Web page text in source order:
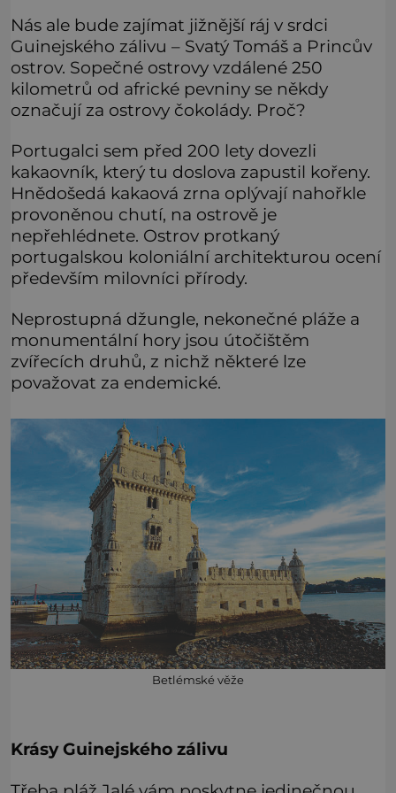
Nás ale bude zajímat jižnější ráj v srdci
Guinejského zálivu – Svatý Tomáš a Princův
ostrov. Sopečné ostrovy vzdálené 250
kilometrů od africké pevniny se někdy
označují za ostrovy čokolády. Proč?
Portugalci sem před 200 lety dovezli
kakaovník, který tu doslova zapustil kořeny.
Hnědošedá kakaová zrna oplývají nahořkle
provoněnou chutí, na ostrově je
nepřehlédnete. Ostrov protkaný
portugalskou koloniální architekturou ocení
především milovníci přírody.
Neprostupná džungle, nekonečné pláže a
monumentální hory jsou útočištěm
zvířecích druhů, z nichž některé lze
považovat za endemické.
Betlémské věže
Krásy Guinejského zálivu